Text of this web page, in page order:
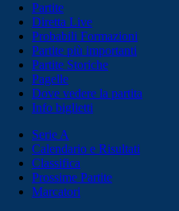
Partite
Diretta Live
Probabili Formazioni
Partite più importanti
Partite Storiche
Pagelle
Dove vedere la partita
Info biglietti
Serie A
Calendario e Risultati
Classifica
Prossime Partite
Marcatori